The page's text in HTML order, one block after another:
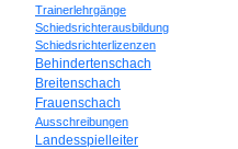
Trainerlehrgänge
Schiedsrichterausbildung
Schiedsrichterlizenzen
Behindertenschach
Breitenschach
Frauenschach
Ausschreibungen
Landesspielleiter